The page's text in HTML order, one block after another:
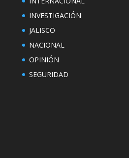
INVESTIGACIÓN
JALISCO
NACIONAL
OPINIÓN
SEGURIDAD